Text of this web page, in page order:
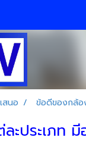
สนอ ข้อดีของกล้อ
ประเภท มี